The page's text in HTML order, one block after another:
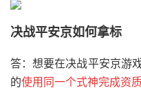
决战平安京如何拿标
答：想要在决战平安京游
的使用同一个式神完成资质